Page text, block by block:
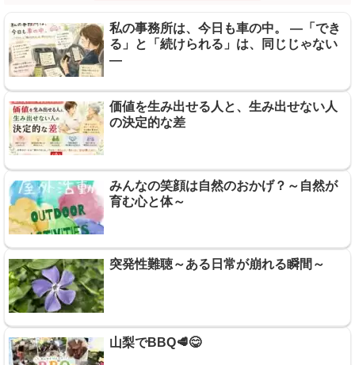
私の事務所は、今日も車の中。 ―「でき
る」と「続けられる」は、同じじゃない
―
価値を生み出せる人と、生み出せない人
の決定的な差
みんなの笑顔は自然のおかげ？～自然が
育む心と体～
突発性難聴～ある日常が崩れる瞬間～
山梨でBBQ🥩😋